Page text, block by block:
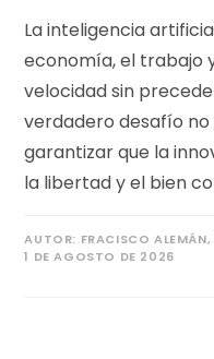
La inteligencia
economía, el trabajo
velocidad sin
verdadero desafío no
garantizar que la
la libertad y el bien
AUTOR: FRACISCO
1 DE AGOSTO DE 2026